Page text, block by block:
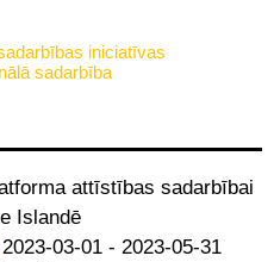
iniciatīvas
sadarbība
attīstības sadarbībai
Islandē
2023-03-01 - 2023-05-31